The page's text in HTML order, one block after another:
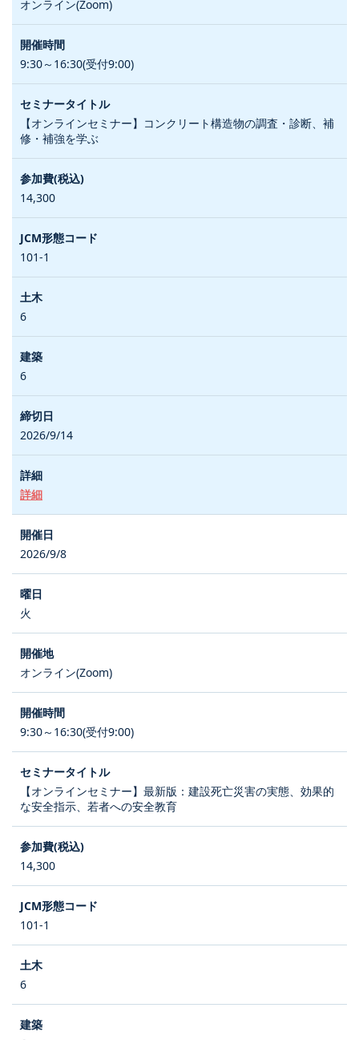
オンライン(Zoom)
9:30～16:30(受付9:00)
【オンラインセミナー】コンクリート構造物の調査・診断、補
修・補強を学ぶ
14,300
101-1
6
6
2026/9/14
詳細
2026/9/8
火
オンライン(Zoom)
9:30～16:30(受付9:00)
【オンラインセミナー】最新版：建設死亡災害の実態、効果的
な安全指示、若者への安全教育
14,300
101-1
6